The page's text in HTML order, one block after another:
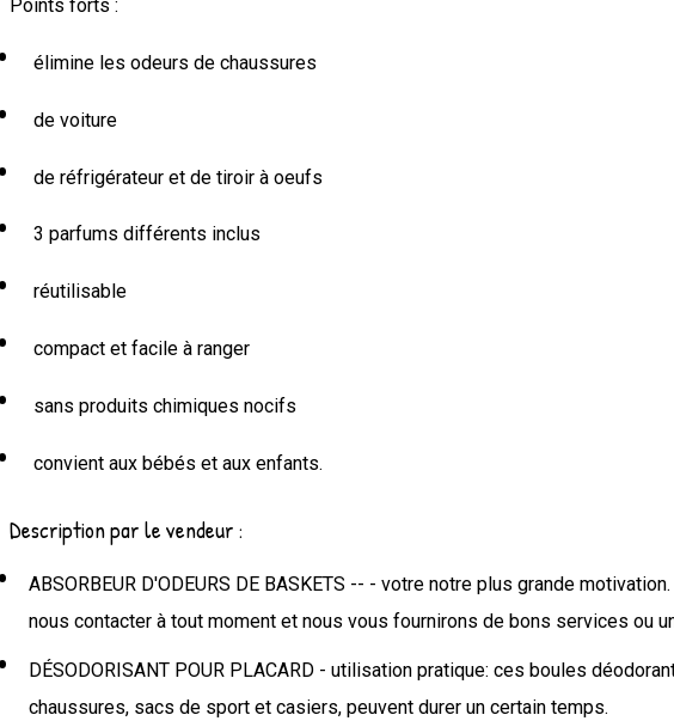
Points forts :
élimine les odeurs de chaussures
de voiture
de réfrigérateur et de tiroir à oeufs
3 parfums différents inclus
réutilisable
compact et facile à ranger
sans produits chimiques nocifs
convient aux bébés et aux enfants.
Description par le vendeur :
ABSORBEUR D'ODEURS DE BASKETS -- - votre notre plus grande
nous contacter à tout moment et nous vous fournirons de bons services ou
DÉSODORISANT POUR PLACARD - utilisation pratique: ces boules
chaussures, sacs de sport et casiers, peuvent durer un certain temps.